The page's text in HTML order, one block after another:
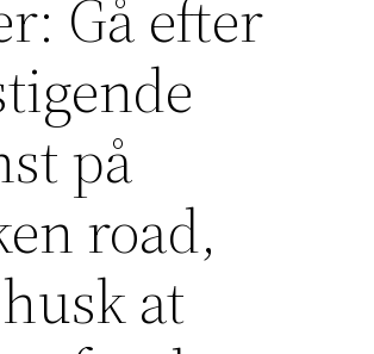
Gå efter
på
road,
at